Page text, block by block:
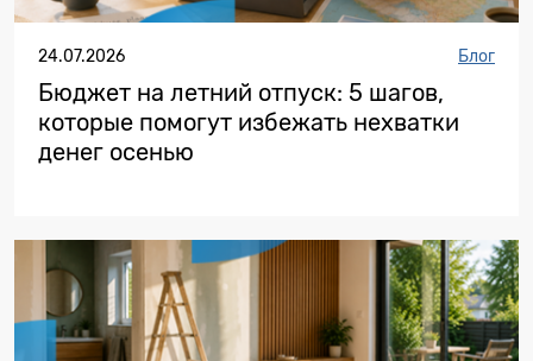
24.07.2026 Блог
Бюджет на летний отпуск: 5 шагов,
которые помогут избежать нехватки
денег осенью